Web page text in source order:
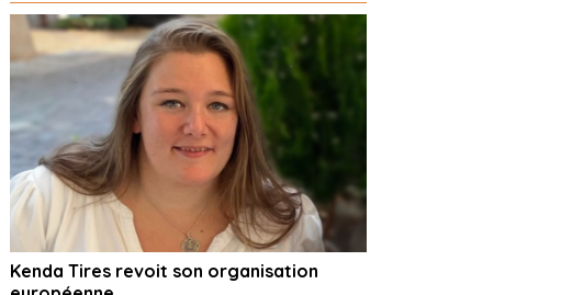
Kenda Tires revoit son organisation